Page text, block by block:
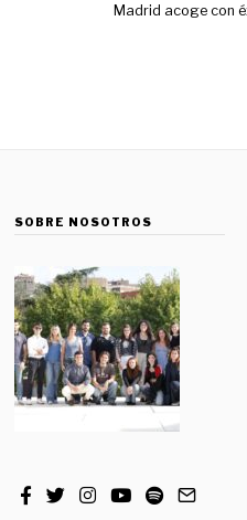
Madrid acoge con
SOBRE NOSOTROS